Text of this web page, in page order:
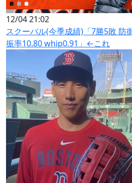
12/04 21:02
スクーバル(今季成績)「7勝5敗 防
振率10.80 whip0.91」←これ